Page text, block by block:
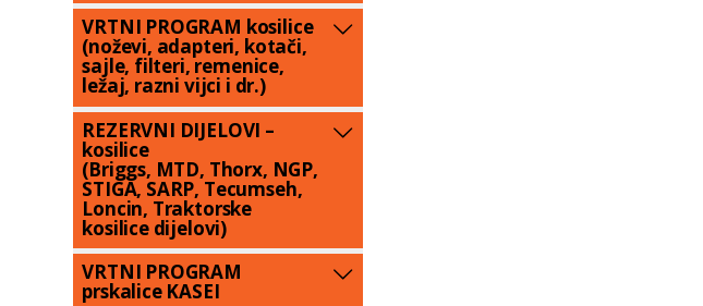
VRTNI PROGRAM kosilice
(noževi, adapteri, kotači,
sajle, filteri, remenice,
ležaj, razni vijci i dr.)
REZERVNI DIJELOVI –
kosilice
(Briggs, MTD, Thorx, NGP,
STIGA, SARP, Tecumseh,
Loncin, Traktorske
kosilice dijelovi)
VRTNI PROGRAM
prskalice KASEI